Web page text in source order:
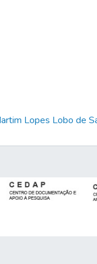
Lopes Lobo de